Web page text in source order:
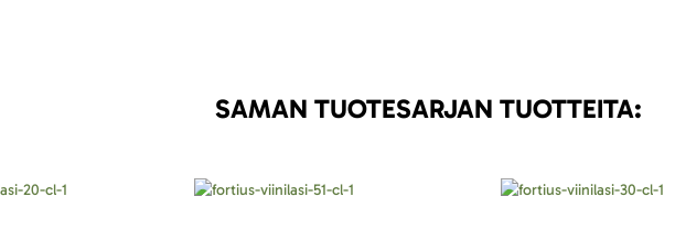
SAMAN TUOTESARJAN TUOTTEITA: